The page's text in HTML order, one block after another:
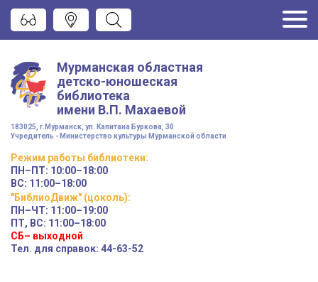
Мурманская областная
детско-юношеская
библиотека
имени В.П. Махаевой
183025, г.Мурманск, ул. Капитана Буркова, 30
Учредитель - Министерство культуры Мурманской области
Режим работы библиотеки:
ПН–ПТ: 10:00–18:00
ВС: 11:00–18:00
"БиблиоДвиж" (цоколь):
ПН–ЧТ: 11:00–19:00
ПТ, ВС: 11:00–18:00
СБ– выходной
Тел. для справок: 44-63-52